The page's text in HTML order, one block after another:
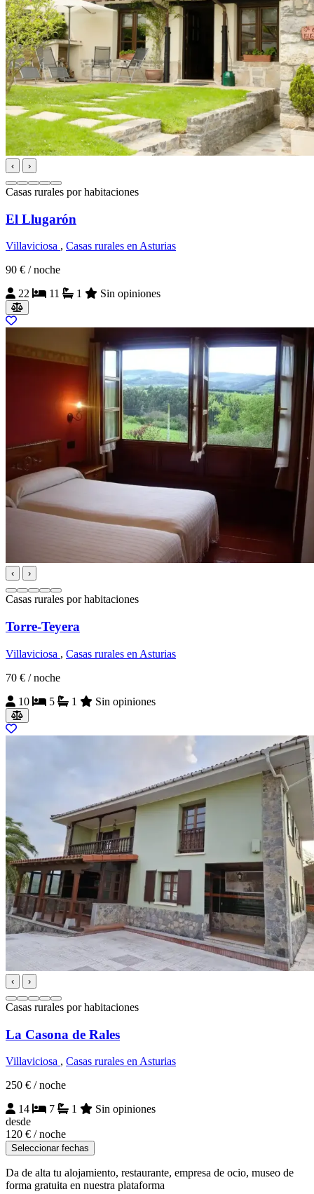
‹ ›
Casas rurales por habitaciones
El Llugarón
Villaviciosa , Casas rurales en Asturias
90 € / noche
22
11 1 Sin opiniones
‹ ›
Casas rurales por habitaciones
Torre-Teyera
Villaviciosa , Casas rurales en Asturias
70 € / noche
10
5 1 Sin opiniones
‹ ›
Casas rurales por habitaciones
La Casona de Rales
Villaviciosa , Casas rurales en Asturias
250 € / noche
14
7 1
Sin opiniones
desde
120 € / noche
Seleccionar fechas
Da de alta tu alojamiento, restaurante, empresa de ocio, museo de
forma gratuita en nuestra plataforma